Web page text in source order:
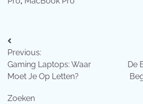
Bericht
navigatie
Previous:
Gaming Laptops: Waar
Moet Je Op Letten?
De
Zoeken